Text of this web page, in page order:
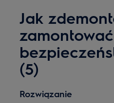
Jak
(5)
Rozwiązanie